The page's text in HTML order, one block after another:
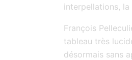
interpellations, la
François
tableau très
désormais sans